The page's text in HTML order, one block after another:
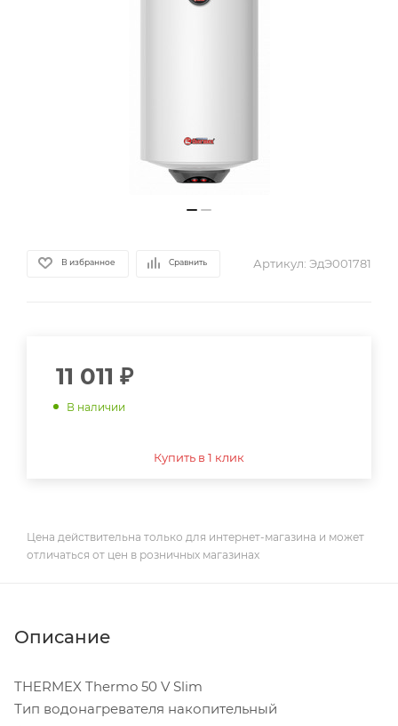
В избранное Сравнить Артикул: ЭдЭ001781
11 011 ₽
В наличии
Купить в 1 клик
Цена действительна только для интернет-магазина и может
отличаться от цен в розничных магазинах
Описание
THERMEX Thermo 50 V Slim
Тип водонагревателя накопительный